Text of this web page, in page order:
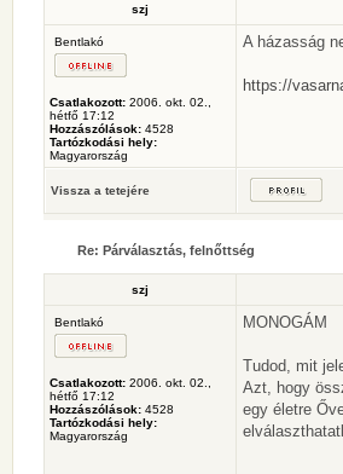
szj
Bentlakó
Csatlakozott: 2006. okt. 02.,
hétfő 17:12
Hozzászólások: 4528
Tartózkodási hely:
Magyarország
A házasság
https://
Vissza a tetejére
Re: Párválasztás, felnőttség
szj
Bentlakó
Csatlakozott: 2006. okt. 02.,
hétfő 17:12
Hozzászólások: 4528
Tartózkodási hely:
Magyarország
MONOGÁM
Tudod, mit
Azt, hogy
egy életre